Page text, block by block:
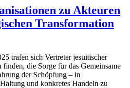
zu Akteuren
Transformation
trafen sich Vertreter jesuitischer
die Sorge für das Gemeinsame
der Schöpfung – in
und konkretes Handeln zu